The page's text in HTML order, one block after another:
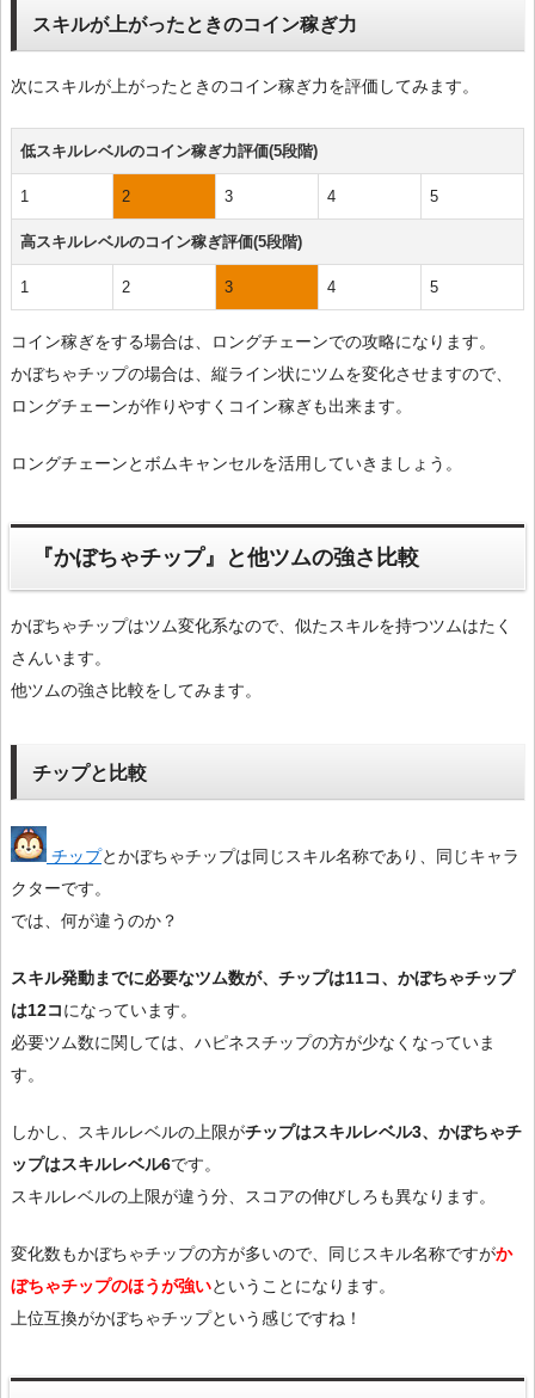
スキルが上がったときのコイン稼ぎ力
次にスキルが上がったときのコイン稼ぎ力を評価してみます。
低スキルレベルのコイン稼ぎ力評価(5段階)
1 2 3 4 5
高スキルレベルのコイン稼ぎ評価(5段階)
1 2 3 4 5
コイン稼ぎをする場合は、ロングチェーンでの攻略になります。
かぼちゃチップの場合は、縦ライン状にツムを変化させますので、
ロングチェーンが作りやすくコイン稼ぎも出来ます。
ロングチェーンとボムキャンセルを活用していきましょう。
『かぼちゃチップ』と他ツムの強さ比較
かぼちゃチップはツム変化系なので、似たスキルを持つツムはたく
さんいます。
他ツムの強さ比較をしてみます。
チップと比較
チップとかぼちゃチップは同じスキル名称であり、同じキャラ
クターです。
では、何が違うのか？
スキル発動までに必要なツム数が、チップは11コ、かぼちゃチップ
は12コになっています。
必要ツム数に関しては、ハピネスチップの方が少なくなっていま
す。
しかし、スキルレベルの上限がチップはスキルレベル3、かぼちゃチ
ップはスキルレベル6です。
スキルレベルの上限が違う分、スコアの伸びしろも異なります。
変化数もかぼちゃチップの方が多いので、同じスキル名称ですがか
ぼちゃチップのほうが強いということになります。
上位互換がかぼちゃチップという感じですね！